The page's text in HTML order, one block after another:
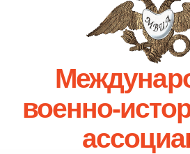
военно-